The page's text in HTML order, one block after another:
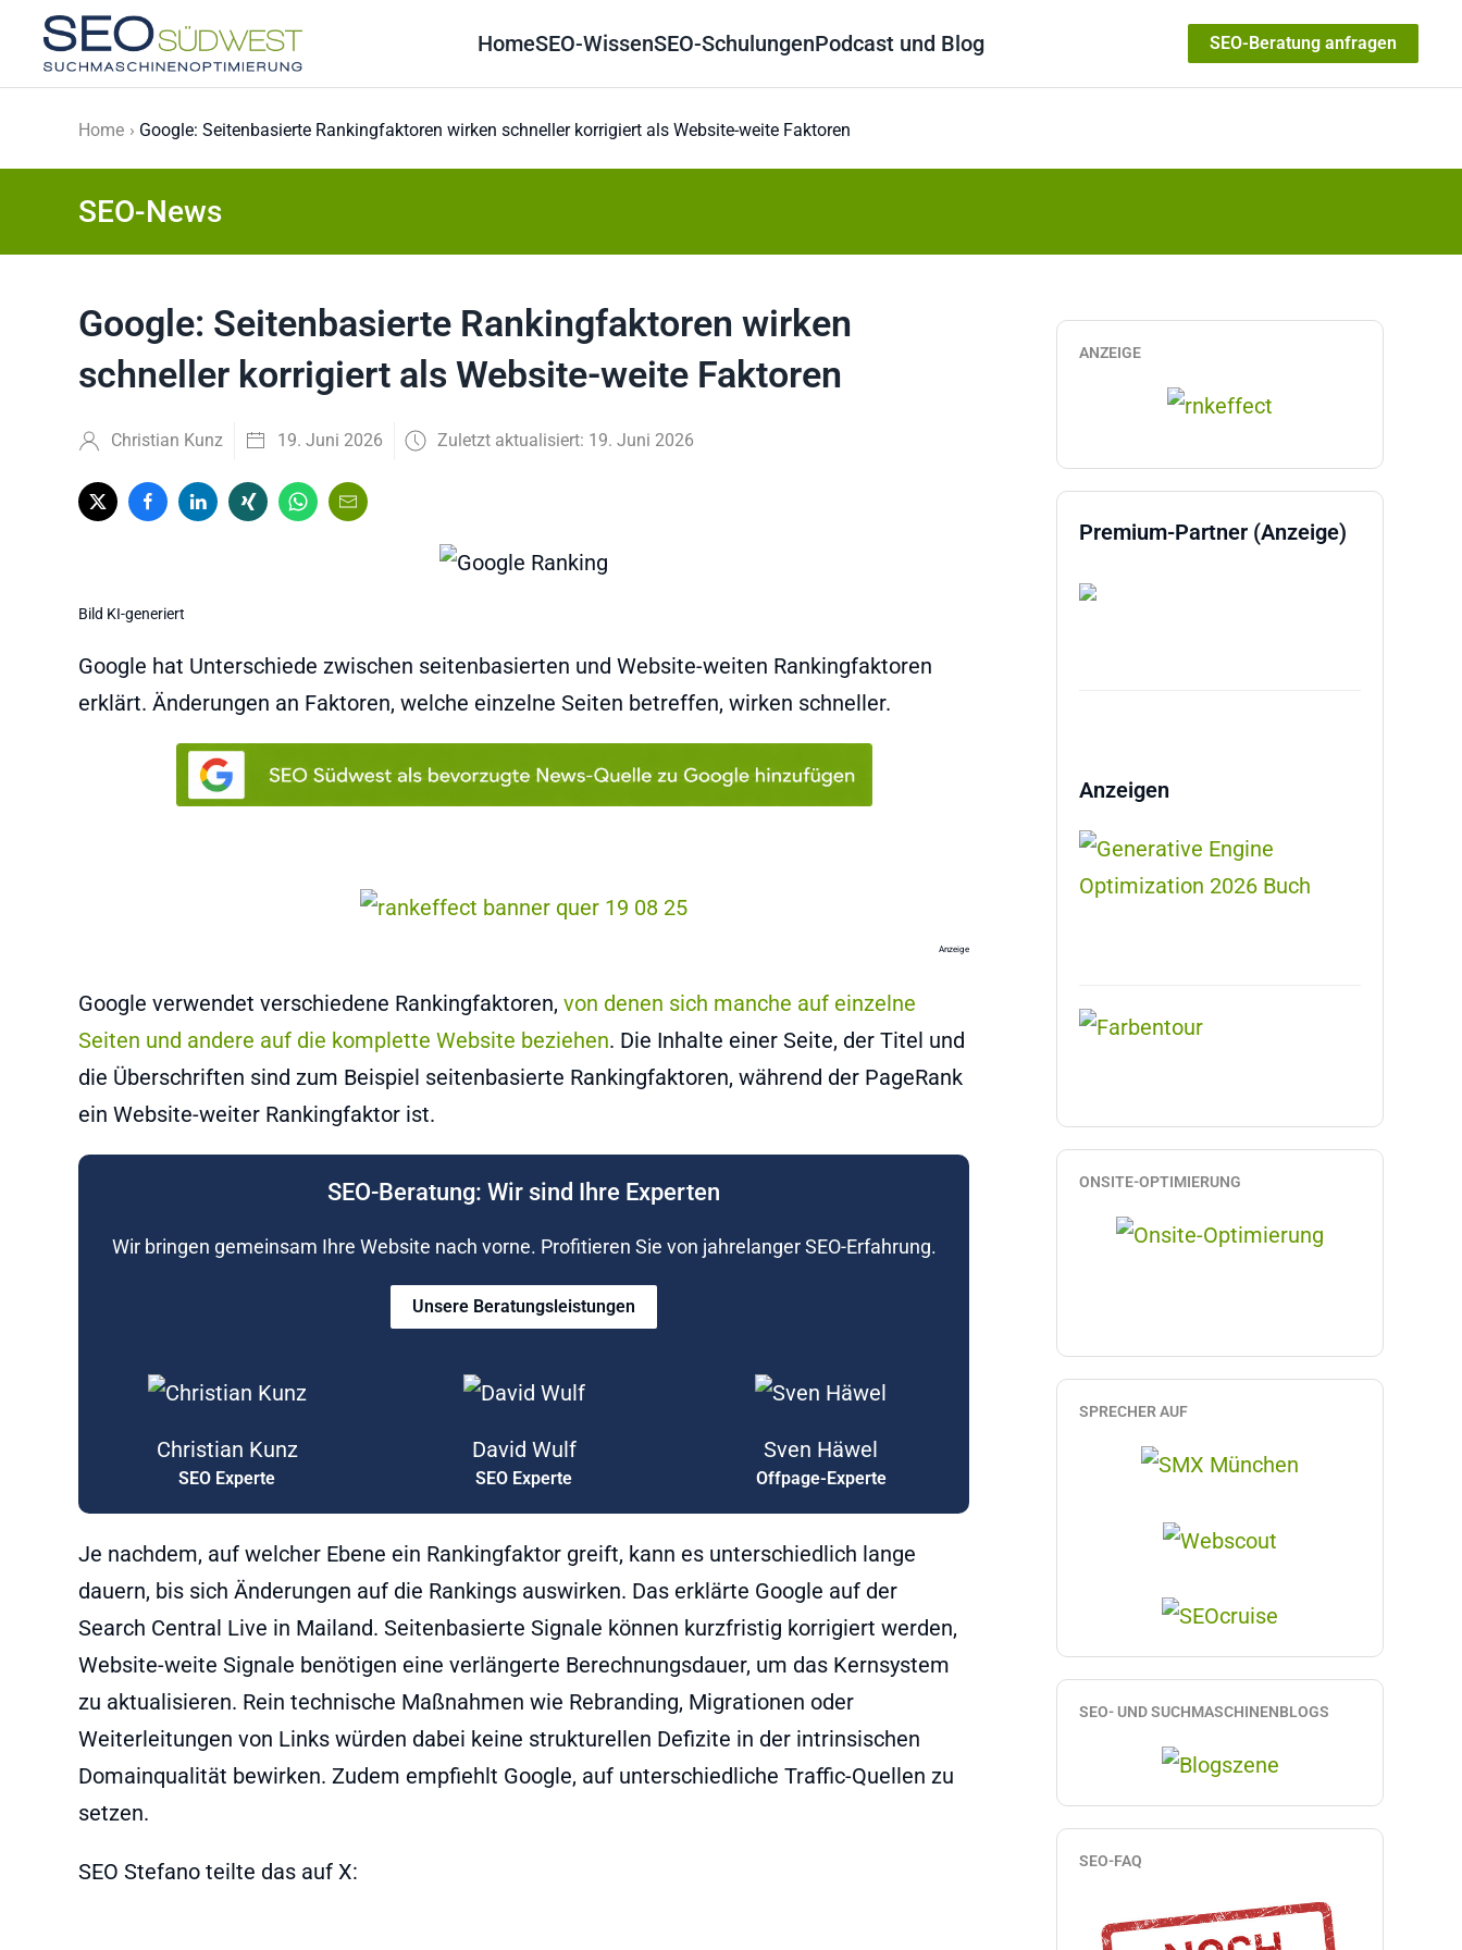
Skip to main content
HomeSEO-WissenSEO-SchulungenPodcast und Blog SEO-Beratung anfragen
Home Google: Seitenbasierte Rankingfaktoren wirken schneller korrigiert als Website-weite Faktoren
SEO-News
Google: Seitenbasierte Rankingfaktoren wirken
schneller korrigiert als Website-weite Faktoren
Christian Kunz 19. Juni 2026 Zuletzt aktualisiert: 19. Juni 2026
Bild KI-generiert
Google hat Unterschiede zwischen seitenbasierten und Website-weiten Rankingfaktoren
erklärt. Änderungen an Faktoren, welche einzelne Seiten betreffen, wirken schneller.
Anzeige
Google verwendet verschiedene Rankingfaktoren, von denen sich manche auf einzelne
Seiten und andere auf die komplette Website beziehen. Die Inhalte einer Seite, der Titel und
die Überschriften sind zum Beispiel seitenbasierte Rankingfaktoren, während der PageRank
ein Website-weiter Rankingfaktor ist.
SEO-Beratung: Wir sind Ihre Experten
Wir bringen gemeinsam Ihre Website nach vorne. Profitieren Sie von jahrelanger SEO-Erfahrung.
Unsere Beratungsleistungen
Christian Kunz
SEO Experte
David Wulf
SEO Experte
Sven Häwel
Offpage-Experte
Je nachdem, auf welcher Ebene ein Rankingfaktor greift, kann es unterschiedlich lange
dauern, bis sich Änderungen auf die Rankings auswirken. Das erklärte Google auf der
Search Central Live in Mailand. Seitenbasierte Signale können kurzfristig korrigiert werden,
Website-weite Signale benötigen eine verlängerte Berechnungsdauer, um das Kernsystem
zu aktualisieren. Rein technische Maßnahmen wie Rebranding, Migrationen oder
Weiterleitungen von Links würden dabei keine strukturellen Defizite in der intrinsischen
Domainqualität bewirken. Zudem empfiehlt Google, auf unterschiedliche Traffic-Quellen zu
setzen.
SEO Stefano teilte das auf X:
ANZEIGE
Premium-Partner (Anzeige)
Anzeigen
ONSITE-OPTIMIERUNG
SPRECHER AUF
SEO- UND SUCHMASCHINENBLOGS
SEO-FAQ